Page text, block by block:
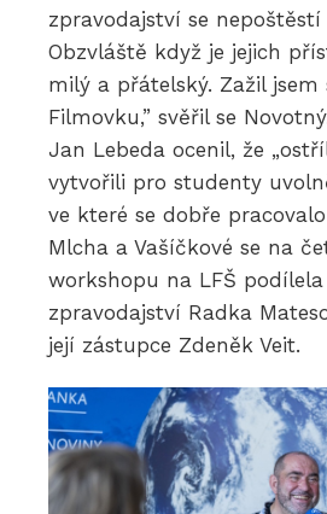
zpravodajství se nepoštěstí
Obzvláště když je jejich
milý a přátelský. Zažil jsem
Filmovku,” svěřil se
Jan Lebeda ocenil, že
vytvořili pro studenty
ve které se dobře
Mlcha a Vašíčkové se na
workshopu na LFŠ
zpravodajství Radka
její zástupce Zdeněk Veit.